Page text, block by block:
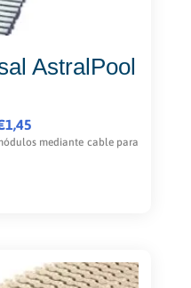
AstralPool
1,45
mediante cable para